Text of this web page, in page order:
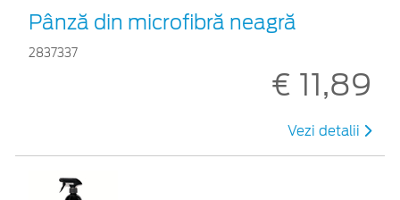
Pânză din microfibră neagră
2837337
€ 11,89
Vezi detalii